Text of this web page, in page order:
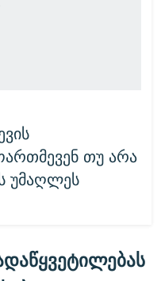
თუ არა
უმაღლეს